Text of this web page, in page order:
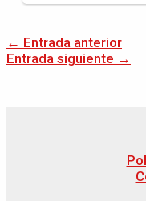
← Entrada anterior
Entrada siguiente →